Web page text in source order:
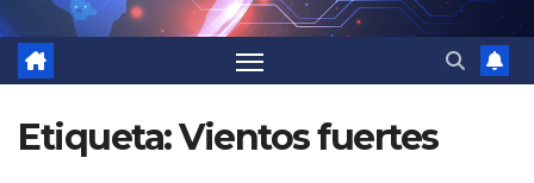
Etiqueta:Vientos fuertes